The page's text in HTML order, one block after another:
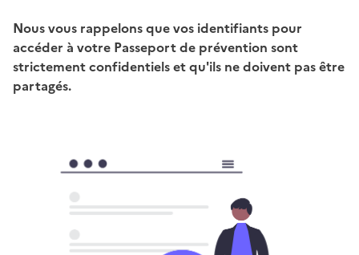
Nous vous rappelons que vos identifiants pour
accéder à votre Passeport de prévention sont
strictement confidentiels et qu'ils ne doivent pas être
partagés.